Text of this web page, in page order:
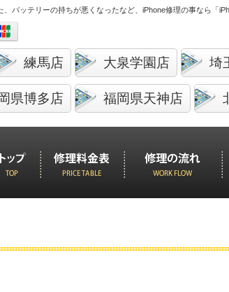
バッテリーの持ちが悪くなったなど、 iPhone修理の事なら「
練馬店 大泉学園店 埼
県博多店 福岡県天神店